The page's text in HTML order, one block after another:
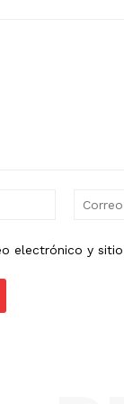
Nombre:*
electrónico y